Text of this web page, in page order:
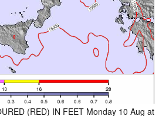
(RED) IN FEET Monday 10 Aug at